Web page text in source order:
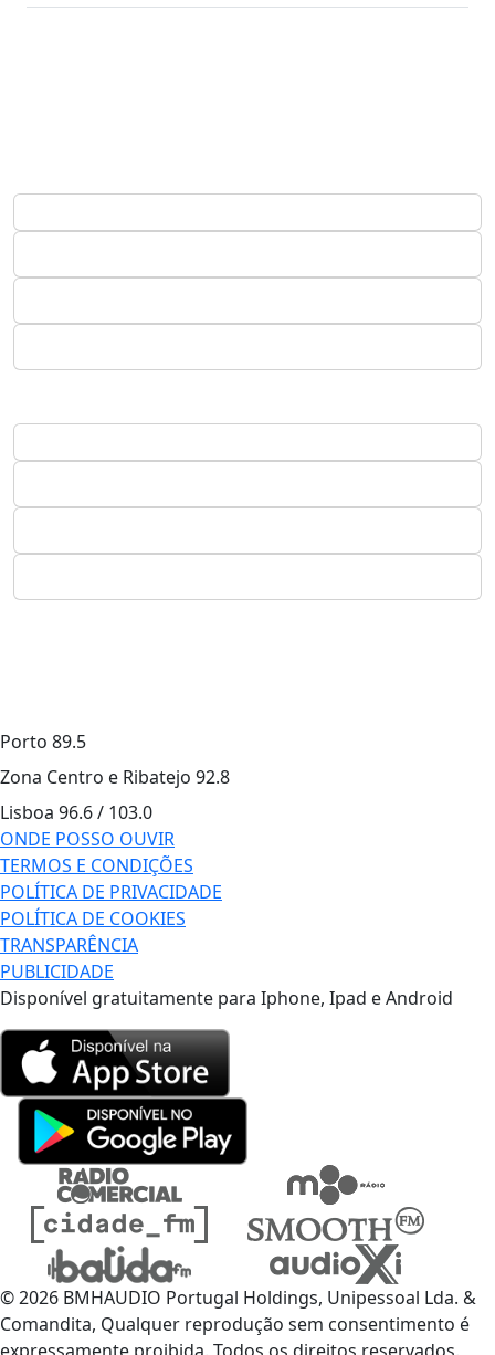
Porto 89.5
Zona Centro e Ribatejo 92.8
Lisboa 96.6 / 103.0
ONDE POSSO OUVIR
TERMOS E CONDIÇÕES
POLÍTICA DE PRIVACIDADE
POLÍTICA DE COOKIES
TRANSPARÊNCIA
PUBLICIDADE
Disponível gratuitamente para Iphone, Ipad e Android
© 2026 BMHAUDIO Portugal Holdings, Unipessoal Lda. &
Comandita, Qualquer reprodução sem consentimento é